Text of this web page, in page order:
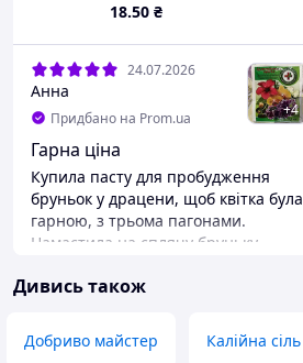
18.50 ₴
24.07.2026
Анна
Придбано на Prom.ua +4
Гарна ціна
Купила пасту для пробудження
бруньок у драцени, щоб квітка була
гарною, з трьома пагонами.
Намастила на сплячу бруньку,
сподіваюсь все вийде. Ще дуже
умови покупки на певну суму.
Переваги
Дивись також
Добриво майстер Калійна сіль